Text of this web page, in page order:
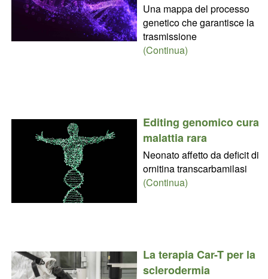
Una mappa del processo
genetico che garantisce la
trasmissione
(Continua)
Editing genomico cura
malattia rara
Neonato affetto da deficit di
ornitina transcarbamilasi
(Continua)
La terapia Car-T per la
sclerodermia